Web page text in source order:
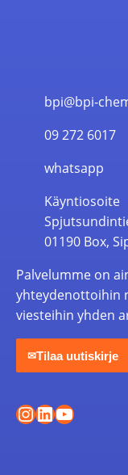
bpi@bpi-
09 272 6017
whatsapp
Käyntiosoite
01190 Box,
Palvelumme on
yhteydenottoihin
viesteihin yhden
✉Tilaa uutiskirje
Instagram
LinkedIn
YouTube